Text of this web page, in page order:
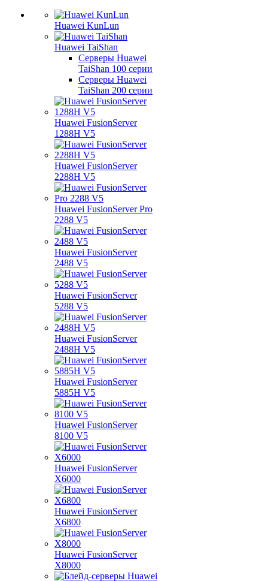
Huawei KunLun
Huawei TaiShan
Серверы Huawei
TaiShan 100 серии
Серверы Huawei
TaiShan 200 серии
Huawei FusionServer
1288H V5
Huawei FusionServer
2288H V5
Huawei FusionServer Pro
2288 V5
Huawei FusionServer
2488 V5
Huawei FusionServer
5288 V5
Huawei FusionServer
2488H V5
Huawei FusionServer
5885H V5
Huawei FusionServer
8100 V5
Huawei FusionServer
X6000
Huawei FusionServer
X6800
Huawei FusionServer
X8000